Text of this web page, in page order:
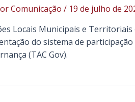
Comunicação / 19 de julho de
Locais Municipais e
do sistema de
(TAC Gov).